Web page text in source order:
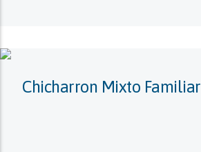
Chicharron Mixto Familiar